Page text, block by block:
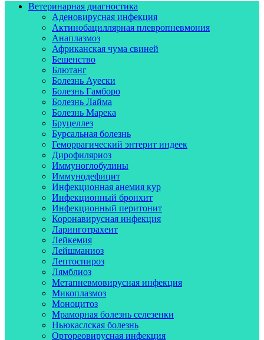
Ветеринарная диагностика
Аденовирусная инфекция
Актинобациллярная плевропневмония
Анаплазмоз
Африканская чума свиней
Бешенство
Блютанг
Болезнь Ауески
Болезнь Гамборо
Болезнь Лайма
Болезнь Марека
Бруцеллез
Бурсальная болезнь
Геморрагический энтерит индеек
Дирофиляриоз
Иммуноглобулины
Иммунодефицит
Инфекционная анемия кур
Инфекционный бронхит
Инфекционный перитонит
Коронавирусная инфекция
Ларинготрахеит
Лейкемия
Лейшманиоз
Лептоспироз
Лямблиоз
Метапневмовирусная инфекция
Микоплазмоз
Моноцитоз
Мраморная болезнь селезенки
Ньюкаслская болезнь
Ортореовирусная инфекция